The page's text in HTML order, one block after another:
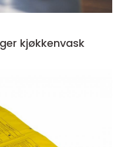
kjøkkenvask